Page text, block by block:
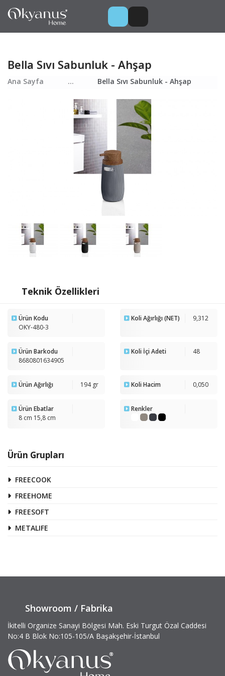
Ürün Grupları
FREECOOK
FREEHOME
FREESOFT
METALIFE
Bella Sıvı Sabunluk - Ahşap
Ana Sayfa ... Bella Sıvı Sabunluk - Ahşap
Teknik Özellikleri
Ürün Kodu
OKY-480-3
Koli Ağırlığı (NET) 9,312
Ürün Barkodu
8680801634905
Koli İçi Adeti 48
Ürün Ağırlığı 194 gr Koli Hacim 0,050
Ürün Ebatlar
8 cm 15,8 cm
Renkler
Showroom / Fabrika
İkitelli Organize Sanayi Bölgesi Mah. Eski Turgut Özal Caddesi
No:4 B Blok No:105-105/A Başakşehir-İstanbul